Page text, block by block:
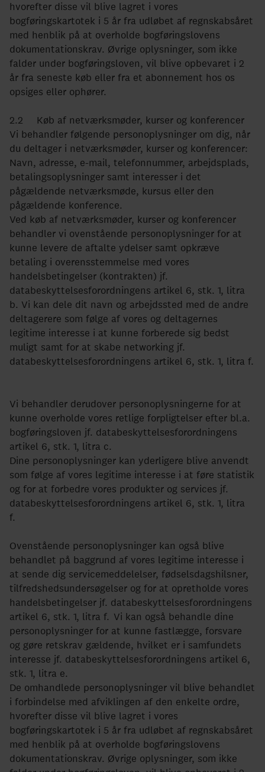
hvorefter disse vil blive lagret i vores
bogføringskartotek i 5 år fra udløbet af regnskabsåret
med henblik på at overholde bogføringslovens
dokumentationskrav. Øvrige oplysninger, som ikke
falder under bogføringsloven, vil blive opbevaret i 2
år fra seneste køb eller fra et abonnement hos os
opsiges eller ophører.
2.2 Køb af netværksmøder, kurser og konferencer
Vi behandler følgende personoplysninger om dig, når
du deltager i netværksmøder, kurser og konferencer:
Navn, adresse, e-mail, telefonnummer, arbejdsplads,
betalingsoplysninger samt interesser i det
pågældende netværksmøde, kursus eller den
pågældende konference.
Ved køb af netværksmøder, kurser og konferencer
behandler vi ovenstående personoplysninger for at
kunne levere de aftalte ydelser samt opkræve
betaling i overensstemmelse med vores
handelsbetingelser (kontrakten) jf.
databeskyttelsesforordningens artikel 6, stk. 1, litra
b. Vi kan dele dit navn og arbejdssted med de andre
deltagerere som følge af vores og deltagernes
legitime interesse i at kunne forberede sig bedst
muligt samt for at skabe networking jf.
databeskyttelsesforordningens artikel 6, stk. 1, litra f.
Vi behandler derudover personoplysningerne for at
kunne overholde vores retlige forpligtelser efter bl.a.
bogføringsloven jf. databeskyttelsesforordningens
artikel 6, stk. 1, litra c.
Dine personoplysninger kan yderligere blive anvendt
som følge af vores legitime interesse i at føre statistik
og for at forbedre vores produkter og services jf.
databeskyttelsesforordningens artikel 6, stk. 1, litra
f.
Ovenstående personoplysninger kan også blive
behandlet på baggrund af vores legitime interesse i
at sende dig servicemeddelelser, fødselsdagshilsner,
tilfredshedsundersøgelser og for at opretholde vores
handelsbetingelser jf. databeskyttelsesforordningens
artikel 6, stk. 1, litra f. Vi kan også behandle dine
personoplysninger for at kunne fastlægge, forsvare
og gøre retskrav gældende, hvilket er i samfundets
interesse jf. databeskyttelsesforordningens artikel 6,
stk. 1, litra e.
De omhandlede personoplysninger vil blive behandlet
i forbindelse med afviklingen af den enkelte ordre,
hvorefter disse vil blive lagret i vores
bogføringskartotek i 5 år fra udløbet af regnskabsåret
med henblik på at overholde bogføringslovens
dokumentationskrav. Øvrige oplysninger, som ikke